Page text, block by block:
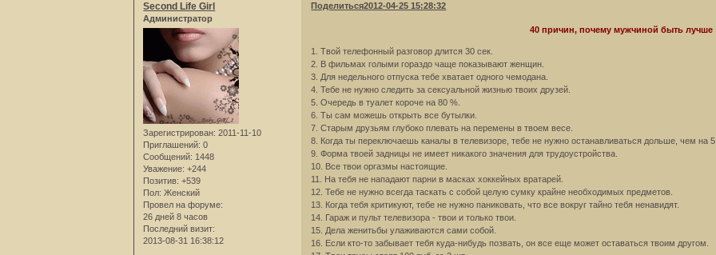
Поделиться2012-04-25 15:28:32
Second Life Girl
Администратор
Зарегистрирован: 2011-11-10
Приглашений: 0
Сообщений: 1448
Уважение: +244
Позитив: +539
Пол: Женский
Провел на форуме:
26 дней 8 часов
Последний визит:
2013-08-31 16:38:12
40 причин, почему мужчиной быть лучше
1. Твой телефонный разговор длится 30 сек.
2. В фильмах голыми гораздо чаще показывают женщин.
3. Для недельного отпуска тебе хватает одного чемодана.
4. Тебе не нужно следить за сексуальной жизнью твоих друзей.
5. Очередь в туалет короче на 80 %.
6. Ты сам можешь открыть все бутылки.
7. Старым друзьям глубоко плевать на перемены в твоем весе.
8. Когда ты переключаешь каналы в телевизоре, тебе не нужно останавливаться дольше, чем на 5
9. Форма твоей задницы не имеет никакого значения для трудоустройства.
10. Все твои оргазмы настоящие.
11. На тебя не нападают парни в масках хоккейных вратарей.
12. Тебе не нужно всегда таскать с собой целую сумку крайне необходимых предметов.
13. Когда тебя критикуют, тебе не нужно паниковать, что все вокруг тайно тебя ненавидят.
14. Гараж и пульт телевизора - твои и только твои.
15. Дела женитьбы улаживаются сами собой.
16. Если кто-то забывает тебя куда-нибудь позвать, он все еще может оставаться твоим другом.